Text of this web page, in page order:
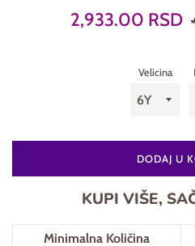
Prodajna
2,933.00 RSD
Velicina
DODAJ U
KUPI VIŠE,
Minimalna Količina